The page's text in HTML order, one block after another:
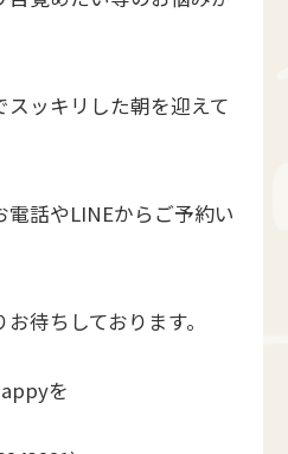
ッキリした朝を迎えて
話やLINEからご予約い
待ちしております。
を